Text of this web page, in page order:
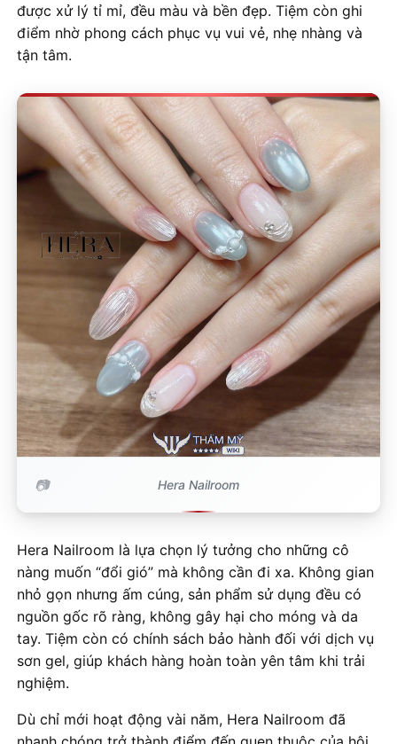
được xử lý tỉ mỉ, đều màu và bền đẹp. Tiệm còn ghi
điểm nhờ phong cách phục vụ vui vẻ, nhẹ nhàng và
tận tâm.
Hera Nailroom
Hera Nailroom là lựa chọn lý tưởng cho những cô
nàng muốn “đổi gió” mà không cần đi xa. Không gian
nhỏ gọn nhưng ấm cúng, sản phẩm sử dụng đều có
nguồn gốc rõ ràng, không gây hại cho móng và da
tay. Tiệm còn có chính sách bảo hành đối với dịch vụ
sơn gel, giúp khách hàng hoàn toàn yên tâm khi trải
nghiệm.
Dù chỉ mới hoạt động vài năm, Hera Nailroom đã